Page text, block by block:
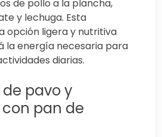
de pollo a la plancha,
y lechuga. Esta
opción ligera y nutritiva
la energía necesaria para
diarias.
pavo y
pan de